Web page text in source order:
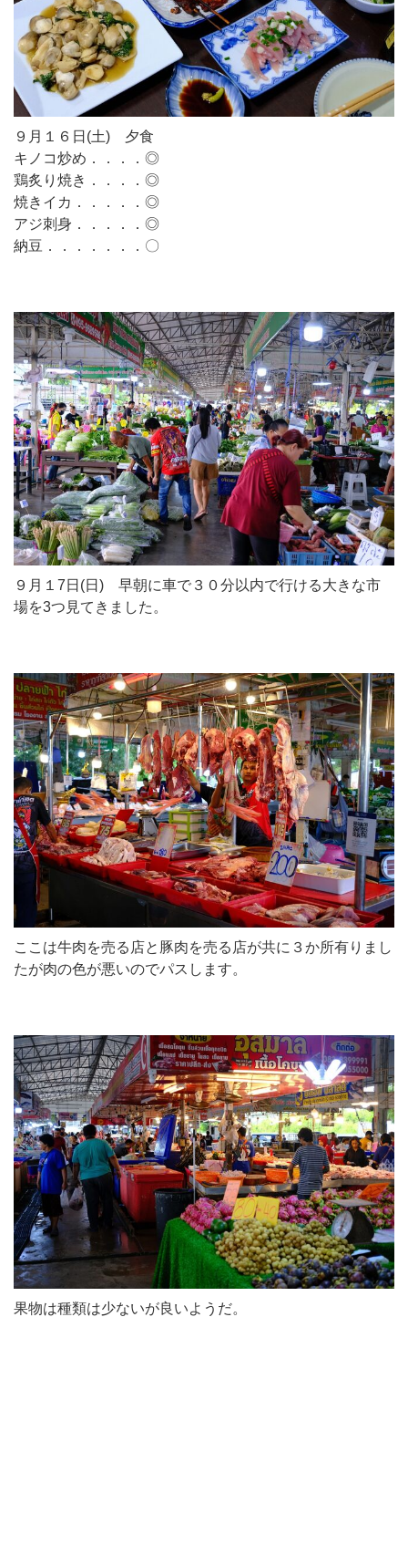
９月１６日(土) 夕食
キノコ炒め．．．．◎
鶏炙り焼き．．．．◎
焼きイカ．．．．．◎
アジ刺身．．．．．◎
納豆．．．．．．．〇
９月１7日(日) 早朝に車で３０分以内で行ける大きな市
場を3つ見てきました。
ここは牛肉を売る店と豚肉を売る店が共に３か所有りまし
たが肉の色が悪いのでパスします。
果物は種類は少ないが良いようだ。